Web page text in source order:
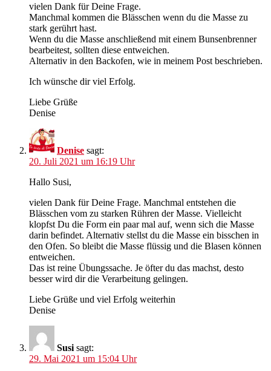
vielen Dank für Deine Frage.
Manchmal kommen die Blässchen wenn du die Masse zu
stark gerührt hast.
Wenn du die Masse anschließend mit einem Bunsenbrenner
bearbeitest, sollten diese entweichen.
Alternativ in den Backofen, wie in meinem Post beschrieben.
Ich wünsche dir viel Erfolg.
Liebe Grüße
Denise
Denise sagt:
20. Juli 2021 um 16:19 Uhr
Hallo Susi,
vielen Dank für Deine Frage. Manchmal entstehen die
Blässchen vom zu starken Rühren der Masse. Vielleicht
klopfst Du die Form ein paar mal auf, wenn sich die Masse
darin befindet. Alternativ stellst du die Masse ein bisschen in
den Ofen. So bleibt die Masse flüssig und die Blasen können
entweichen.
Das ist reine Übungssache. Je öfter du das machst, desto
besser wird dir die Verarbeitung gelingen.
Liebe Grüße und viel Erfolg weiterhin
Denise
Susi sagt:
29. Mai 2021 um 15:04 Uhr